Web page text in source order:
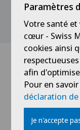
Celui-ci vous
pouvoir vous
l’examen
Lesrésultats de
transmis par
ouvrableset
Paramètres
Votre santé
cœur - Swiss
cookies ainsi
afin
Pour en
déclaration
Je n'accepte